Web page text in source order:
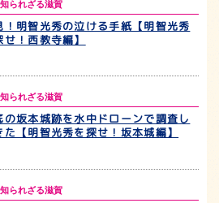
知られざる滋賀
！明智光秀の泣ける手紙【明智光秀
せ！西教寺編】
知られざる滋賀
の坂本城跡を水中ドローンで調査し
た【明智光秀を探せ！坂本城編】
知られざる滋賀